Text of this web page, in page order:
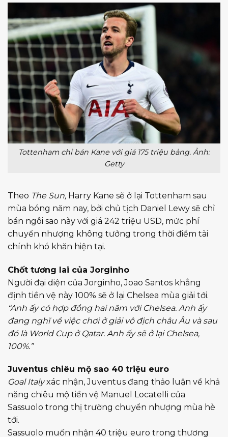
Tottenham chỉ bán Kane với giá 175 triệu bảng. Ảnh:
Getty
Theo The Sun, Harry Kane sẽ ở lại Tottenham sau
mùa bóng năm nay, bởi chủ tịch Daniel Lewy sẽ chỉ
bán ngôi sao này với giá 242 triệu USD, mức phí
chuyển nhượng không tưởng trong thời điểm tài
chính khó khăn hiện tại.
Chốt tương lai của Jorginho
Người đại diện của Jorginho, Joao Santos khẳng
định tiền vệ này 100% sẽ ở lại Chelsea mùa giải tới.
“Anh ấy có hợp đồng hai năm với Chelsea. Anh ấy
đang nghĩ về việc chơi ở giải vô địch châu Âu và sau
đó là World Cup ở Qatar. Anh ấy sẽ ở lại Chelsea,
100%.”
Juventus chiêu mộ sao 40 triệu euro
Goal Italyxác nhận, Juventus đang thảo luận về khả
năng chiêu mộ tiền vệ Manuel Locatelli của
Sassuolo trong thị trường chuyển nhượng mùa hè
tới.
Sassuolo muốn nhận 40 triệu euro trong thương